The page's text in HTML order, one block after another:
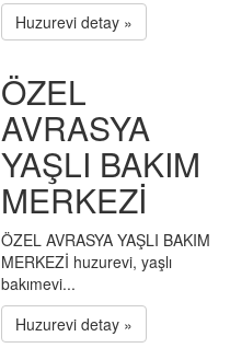
Huzurevi detay »
ÖZEL
AVRASYA
YAŞLI BAKIM
MERKEZİ
ÖZEL AVRASYA YAŞLI BAKIM
MERKEZİ huzurevi, yaşlı
bakımevi...
Huzurevi detay »